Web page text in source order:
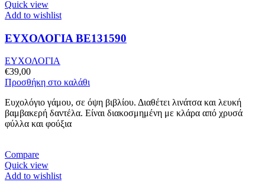
Quick view
Add to wishlist
ΕΥΧΟΛΟΓΙΑ BE131590
ΕΥΧΟΛΟΓΙΑ
€39,00
Προσθήκη στο καλάθι
Ευχολόγιο γάμου, σε όψη βιβλίου. Διαθέτει λινάτσα και λευκή
βαμβακερή δαντέλα. Είναι διακοσμημένη με κλάρα από χρυσά
φύλλα και φούξια
Compare
Quick view
Add to wishlist